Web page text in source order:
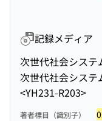
記録メディア
次世代社会シス
次世代社会シス
<YH231-R203>
著者標目（識別子）